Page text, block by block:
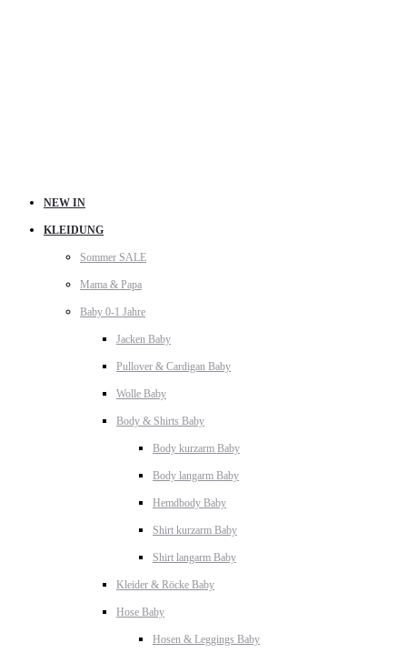
NEW IN
KLEIDUNG
Sommer SALE
Mama & Papa
Baby 0-1 Jahre
Jacken Baby
Pullover & Cardigan Baby
Wolle Baby
Body & Shirts Baby
Body kurzarm Baby
Body langarm Baby
Hemdbody Baby
Shirt kurzarm Baby
Shirt langarm Baby
Kleider & Röcke Baby
Hose Baby
Hosen & Leggings Baby